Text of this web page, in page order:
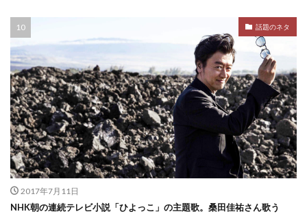
話題のネタ
2017年7月11日
NHK朝の連続テレビ小説「ひよっこ」の主題歌。桑田佳祐さん歌う